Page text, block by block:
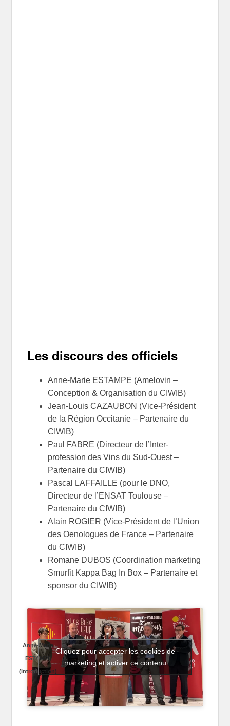
Les discours des officiels
Anne-Marie ESTAMPE (Amelovin –
Conception & Organisation du CIWIB)
Jean-Louis CAZAUBON (Vice-Président
de la Région Occitanie – Partenaire du
CIWIB)
Paul FABRE (Directeur de l’Inter-
profession des Vins du Sud-Ouest –
Partenaire du CIWIB)
Pascal LAFFAILLE (pour le DNO,
Directeur de l’ENSAT Toulouse –
Partenaire du CIWIB)
Alain ROGIER (Vice-Président de l’Union
des Oenologues de France – Partenaire
du CIWIB)
Romane DUBOS (Coordination marketing
Smurfit Kappa Bag In Box – Partenaire et
sponsor du CIWIB)
Anne-Marie
ESTAMPE
(introduction)
Cliquez pour accepter les cookies de
marketing et activer ce contenu